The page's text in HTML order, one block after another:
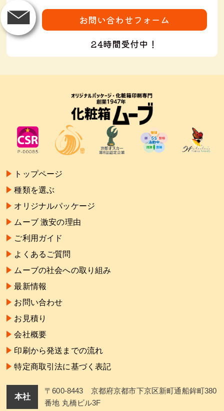
お問い合わせフォーム
24時間受付中！
トップページ
種類を選ぶ
オリジナルパッケージ
ムーブ 激安の理由
ご利用ガイド
よくあるご質問
ムーブの社会への取り組み
最新情報
お問い合わせ
お見積り
会社概要
印刷から発送までの流れ
特定商取引法に基づく表記
本社
〒600-8443 京都府京都市下京区新町通船鉾町380
番地 丸橋ビル3F